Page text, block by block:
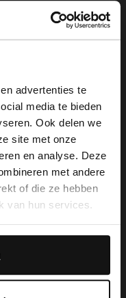
advertenties te
media te bieden
Ook delen we
site met onze
en analyse. Deze
met andere
of die ze hebben
van hun services.
×
Dutch. Would